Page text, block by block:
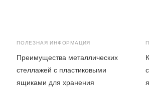
ПОЛЕЗНАЯ ИНФОРМАЦИЯ
Преимущества металлических
стеллажей с пластиковыми
ящиками для хранения